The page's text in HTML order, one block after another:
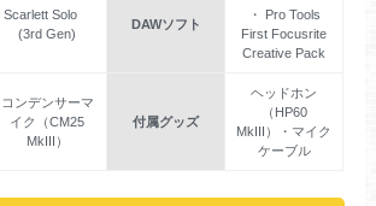
Scarlett Solo
(3rd Gen)
DAWソフト
・ Pro Tools
First Focusrite
Creative Pack
コンデンサーマ
イク（CM25
MkIII）
付属グッズ
ヘッドホン
（HP60
MkIII）・マイク
ケーブル